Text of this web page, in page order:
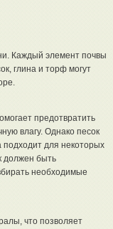
Каждый элемент почвы
глина и торф могут
предотвратить
влагу. Однако песок
подходит для некоторых
должен быть
необходимые
что позволяет